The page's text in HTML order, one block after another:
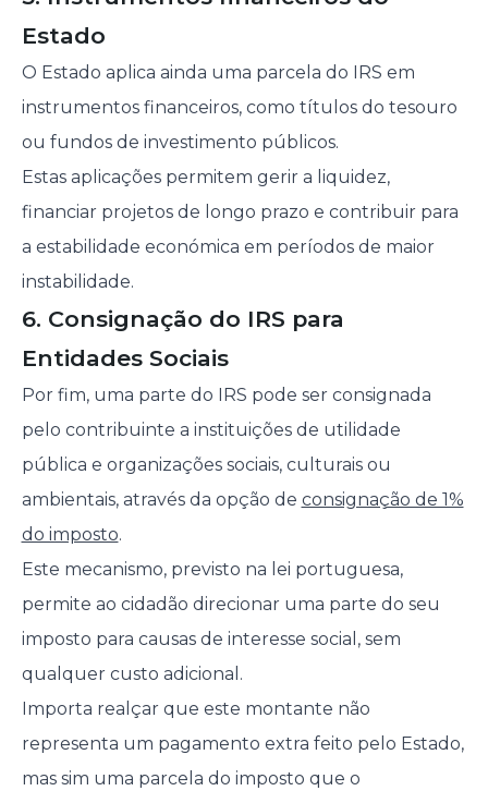
Estado
O Estado aplica ainda uma parcela do IRS em
instrumentos financeiros, como títulos do tesouro
ou fundos de investimento públicos.
Estas aplicações permitem gerir a liquidez,
financiar projetos de longo prazo e contribuir para
a estabilidade económica em períodos de maior
instabilidade.
6. Consignação do IRS para
Entidades Sociais
Por fim, uma parte do IRS pode ser consignada
pelo contribuinte a instituições de utilidade
pública e organizações sociais, culturais ou
ambientais, através da opção de consignação de 1%
do imposto.
Este mecanismo, previsto na lei portuguesa,
permite ao cidadão direcionar uma parte do seu
imposto para causas de interesse social, sem
qualquer custo adicional.
Importa realçar que este montante não
representa um pagamento extra feito pelo Estado,
mas sim uma parcela do imposto que o